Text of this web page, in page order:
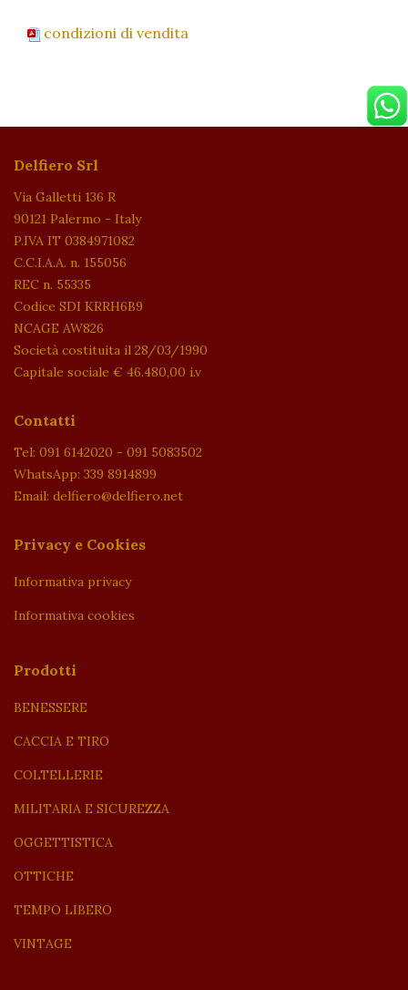
condizioni di vendita
Delfiero Srl
Via Galletti 136 R
90121 Palermo - Italy
P.IVA IT 0384971082
C.C.I.A.A. n. 155056
REC n. 55335
Codice SDI KRRH6B9
NCAGE AW826
Società costituita il 28/03/1990
Capitale sociale € 46.480,00 i.v
Contatti
Tel: 091 6142020 - 091 5083502
WhatsApp: 339 8914899
Email: delfiero@delfiero.net
Privacy e Cookies
Informativa privacy
Informativa cookies
Prodotti
BENESSERE
CACCIA E TIRO
COLTELLERIE
MILITARIA E SICUREZZA
OGGETTISTICA
OTTICHE
TEMPO LIBERO
VINTAGE